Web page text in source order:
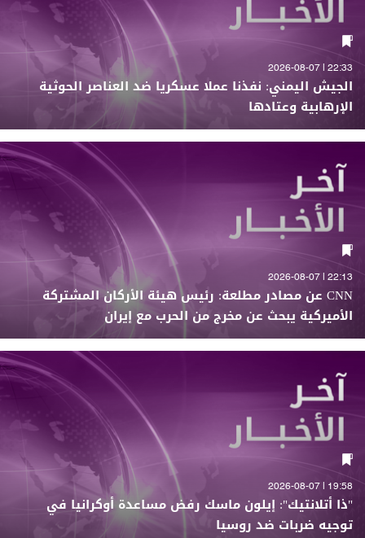
22:33 | 2026-08-07
الجيش اليمني: نفذنا عملا عسكريا ضد العناصر الحوثية
الإرهابية وعتادها
22:13 | 2026-08-07
CNN عن مصادر مطلعة: رئيس هيئة الأركان المشتركة
الأميركية يبحث عن مخرج من الحرب مع إيران
19:58 | 2026-08-07
"ذا أتلانتيك": إيلون ماسك رفض مساعدة أوكرانيا في
توجيه ضربات ضد روسيا